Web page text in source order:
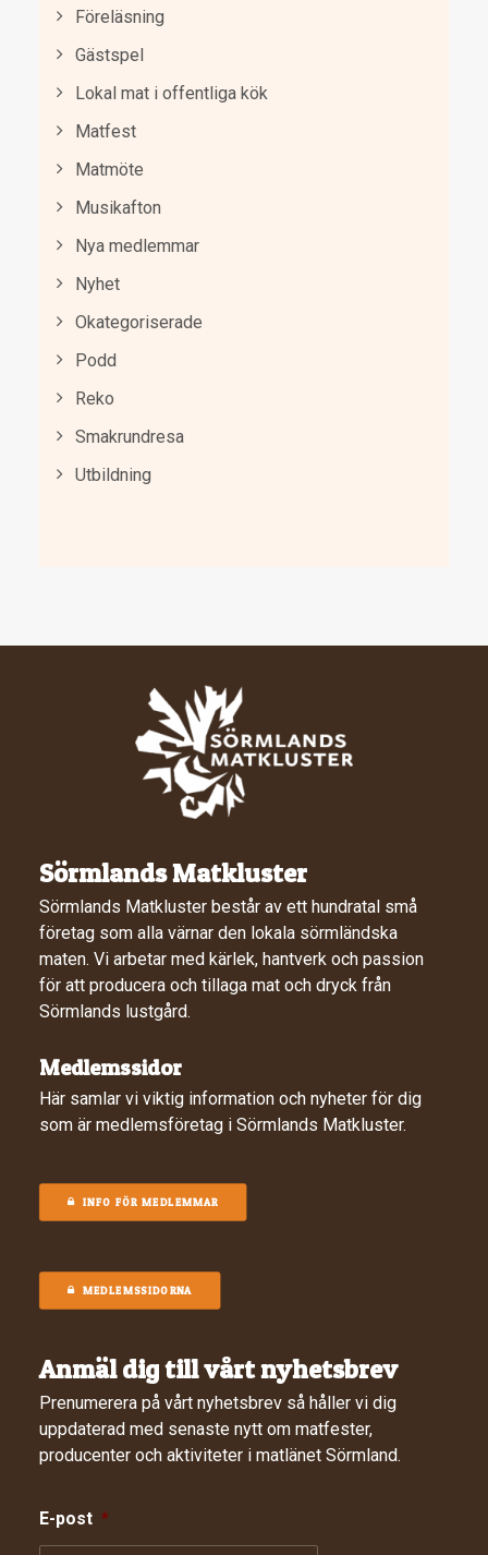
Föreläsning
Gästspel
Lokal mat i offentliga kök
Matfest
Matmöte
Musikafton
Nya medlemmar
Nyhet
Okategoriserade
Podd
Reko
Smakrundresa
Utbildning
Sörmlands Matkluster
Sörmlands Matkluster består av ett hundratal små
företag som alla värnar den lokala sörmländska
maten. Vi arbetar med kärlek, hantverk och passion
för att producera och tillaga mat och dryck från
Sörmlands lustgård.
Medlemssidor
Här samlar vi viktig information och nyheter för dig
som är medlemsföretag i Sörmlands Matkluster.
INFO FÖR MEDLEMMAR
MEDLEMSSIDORNA
Anmäl dig till vårt nyhetsbrev
Prenumerera på vårt nyhetsbrev så håller vi dig
uppdaterad med senaste nytt om matfester,
producenter och aktiviteter i matlänet Sörmland.
E-post *